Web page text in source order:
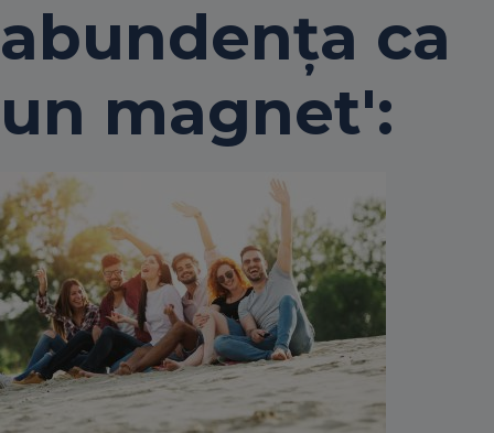
abundența ca
un magnet':